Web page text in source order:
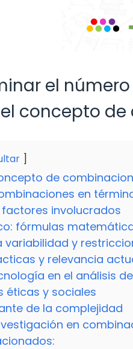
el
concepto
de
en
factores involucrados
fórmulas
variabilidad y
y relevancia
en el análisis
éticas y sociales
de la complejidad
en